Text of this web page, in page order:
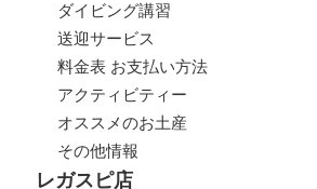
ダイビング講習
送迎サービス
料金表 お支払い方法
アクティビティー
オススメのお土産
その他情報
レガスピ店